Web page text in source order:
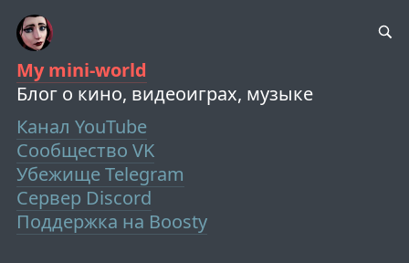
My mini-world
Блог о кино, видеоиграх, музыке
Канал YouTube
Сообщество VK
Убежище Telegram
Сервер Discord
Поддержка на Boosty